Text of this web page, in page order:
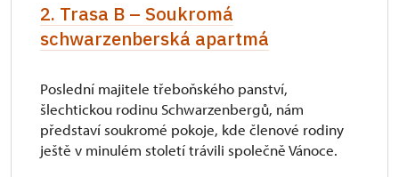
2. Trasa B – Soukromá
schwarzenberská apartmá
Poslední majitele třeboňského panství,
šlechtickou rodinu Schwarzenbergů, nám
představí soukromé pokoje, kde členové rodiny
ještě v minulém století trávili společně Vánoce.